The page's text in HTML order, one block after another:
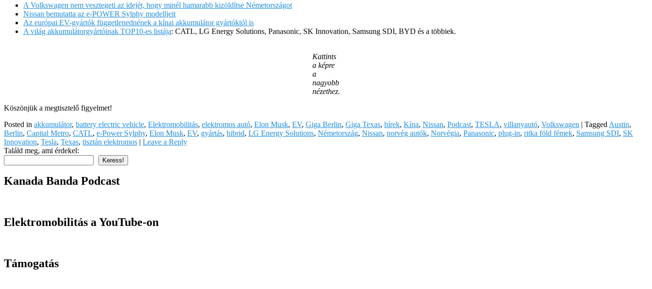
A Volkswagen nem vesztegeti az idejét, hogy minél hamarabb kizöldítse Németországot
Nissan bemutatta az e-POWER Sylphy modelljeit
Az európai EV-gyártók függetlenednének a kínai akkumulátor gyártóktól is
A világ akkumulátorgyártóinak TOP10-es listája: CATL, LG Energy Solutions, Panasonic, SK Innovation, Samsung SDI, BYD és a többiek.
Kattints
a képre
a
nagyobb
nézethez.
Köszönjük a megtisztelő figyelmet!
Posted in akkumulátor, battery electric vehicle, Elektromobilitás, elektromos autó, Elon Musk, EV, Giga Berlin, Giga Texas, hírek, Kína, Nissan, Podcast, TESLA, villanyautó, Volkswagen | Tagged Austin,
Berlin, Capital Metro, CATL, e-Power Sylphy, Elon Musk, EV, gyártás, hibrid, LG Energy Solutions, Németország, Nissan, norvég autók, Norvégia, Panasonic, plug-in, ritka föld fémek, Samsung SDI, SK
Innovation, Tesla, Texas, tisztán elektromos | Leave a Reply
Találd meg, ami érdekel:
Keress!
Kanada Banda Podcast
Elektromobilitás a YouTube-on
Támogatás